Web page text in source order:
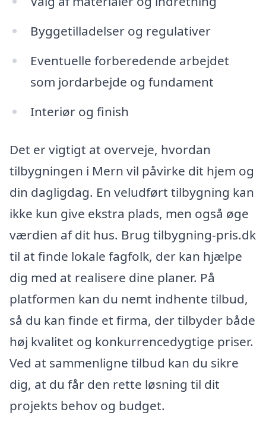
Byggetilladelser og regulativer
Eventuelle forberedende arbejdet
som jordarbejde og fundament
Interiør og finish
Det er vigtigt at overveje, hvordan
tilbygningen i Mern vil påvirke dit hjem og
din dagligdag. En veludført tilbygning kan
ikke kun give ekstra plads, men også øge
værdien af dit hus. Brug tilbygning-pris.dk
til at finde lokale fagfolk, der kan hjælpe
dig med at realisere dine planer. På
platformen kan du nemt indhente tilbud,
så du kan finde et firma, der tilbyder både
høj kvalitet og konkurrencedygtige priser.
Ved at sammenligne tilbud kan du sikre
dig, at du får den rette løsning til dit
projekts behov og budget.